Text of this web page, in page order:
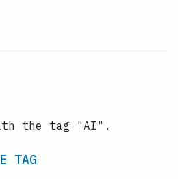
the tag "AI".
TAG